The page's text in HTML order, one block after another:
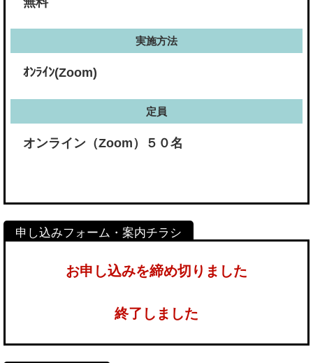
実施方法
ｵﾝﾗｲﾝ(Zoom)
定員
オンライン（Zoom）５０名
お申し込みを締め切りました
終了しました